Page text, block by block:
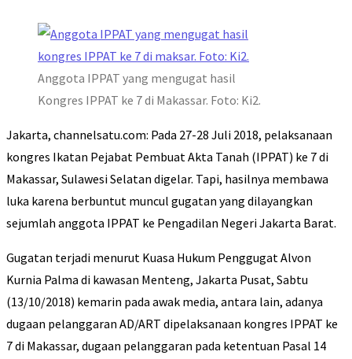
Anggota IPPAT yang mengugat hasil
Kongres IPPAT ke 7 di Makassar. Foto: Ki2.
Jakarta, channelsatu.com: Pada 27-28 Juli 2018, pelaksanaan
kongres Ikatan Pejabat Pembuat Akta Tanah (IPPAT) ke 7 di
Makassar, Sulawesi Selatan digelar. Tapi, hasilnya membawa
luka karena berbuntut muncul gugatan yang dilayangkan
sejumlah anggota IPPAT ke Pengadilan Negeri Jakarta Barat.
Gugatan terjadi menurut Kuasa Hukum Penggugat Alvon
Kurnia Palma di kawasan Menteng, Jakarta Pusat, Sabtu
(13/10/2018) kemarin pada awak media, antara lain, adanya
dugaan pelanggaran AD/ART dipelaksanaan kongres IPPAT ke
7 di Makassar, dugaan pelanggaran pada ketentuan Pasal 14